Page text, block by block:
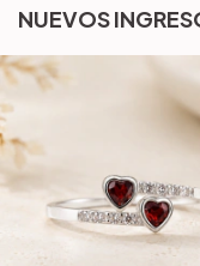
NUEVOS